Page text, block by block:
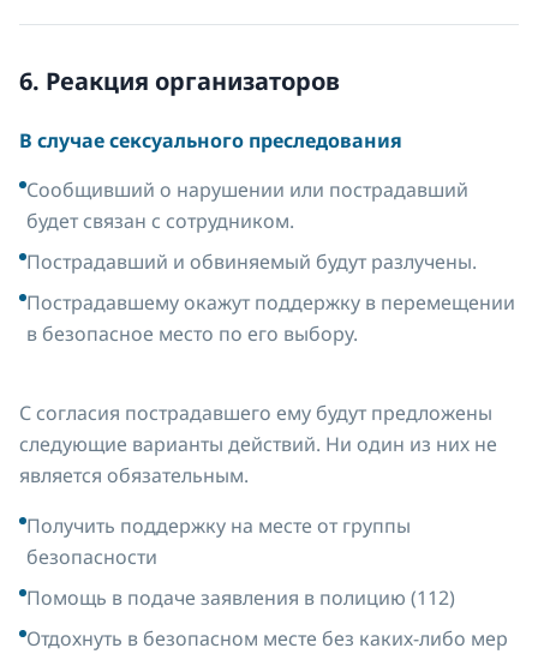
6. Реакция организаторов
В случае сексуального преследования
Сообщивший о нарушении или пострадавший
будет связан с сотрудником.
Пострадавший и обвиняемый будут разлучены.
Пострадавшему окажут поддержку в перемещении
в безопасное место по его выбору.
С согласия пострадавшего ему будут предложены
следующие варианты действий. Ни один из них не
является обязательным.
Получить поддержку на месте от группы
безопасности
Помощь в подаче заявления в полицию (112)
Отдохнуть в безопасном месте без каких-либо мер